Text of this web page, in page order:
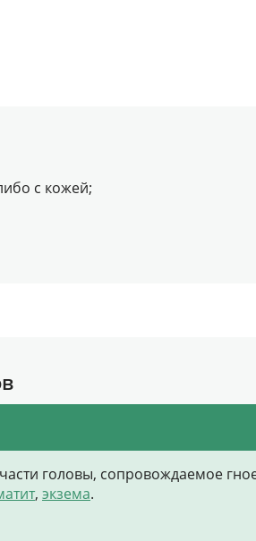
с кожей;
головы, сопровождаемое
, экзема.